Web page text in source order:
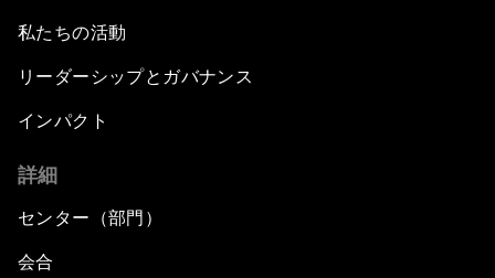
私たちの活動
リーダーシップとガバナンス
インパクト
詳細
センター（部門）
会合